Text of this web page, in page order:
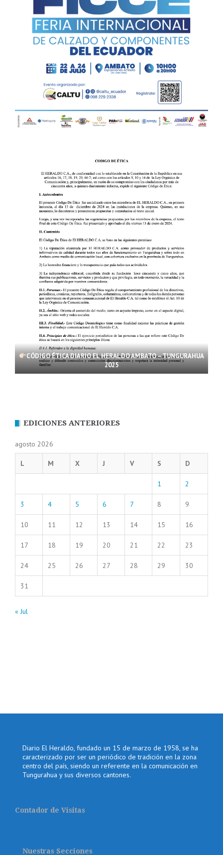
CÓDIGO ÉTICA DIARIO EL HERALDO AMBATO – TUNGURAHUA
2025
EDICIONES ANTERIORES
agosto 2026
L M X J V S D
1 2
3 4 5 6 7 8 9
10 11 12 13 14 15 16
17 18 19 20 21 22 23
24 25 26 27 28 29 30
31
« Jul
Diario El Heraldo, fundado un 15 de marzo de 1958, se ha
caracterizado por ser un periódico de tradición en la zona
centro del país, siendo un referente en la comunicación en
Tungurahua y sus diversos cantones.
Contador de Visitas
Nuestras Secciones